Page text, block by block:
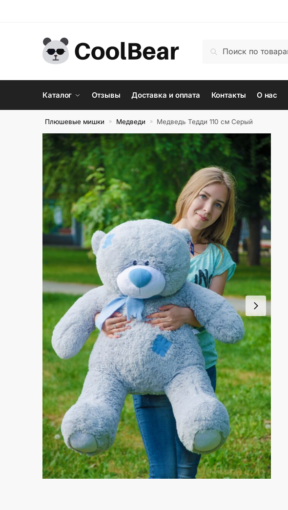
Поиск
Каталог Отзывы Доставка и оплата Контакты О нас
Плюшевые мишки » Медведи » Медведь Тедди 110 см Серый